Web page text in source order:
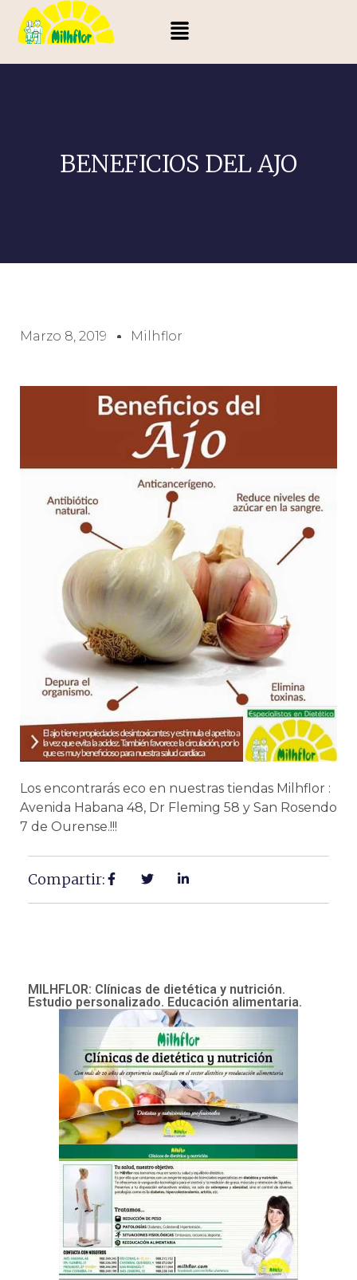
BENEFICIOS DEL AJO
Marzo 8, 2019 Milhflor
Los encontrarás eco en nuestras tiendas Milhflor :
Avenida Habana 48, Dr Fleming 58 y San Rosendo
7 de Ourense.!!!
Compartir:
MILHFLOR: Clínicas de dietética y nutrición.
Estudio personalizado. Educación alimentaria.